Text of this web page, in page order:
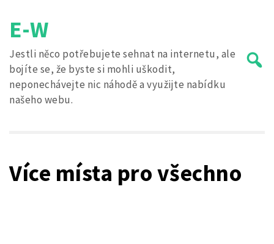
content
E-W
Jestli něco potřebujete sehnat na internetu, ale
bojíte se, že byste si mohli uškodit,
neponechávejte nic náhodě a využijte nabídku
našeho webu.
Více místa pro všechno